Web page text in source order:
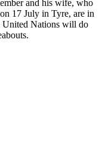
and his wife, who
17 July in Tyre, are in
United Nations will do